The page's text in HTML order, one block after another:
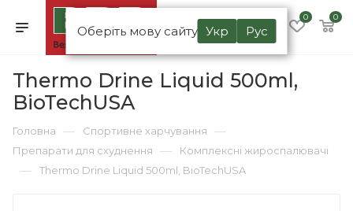
Оберіть мову сайту Укр Рус
0 0
Thermo Drine Liquid 500ml,
BioTechUSA
Головна — Спортивне харчування —
Препарати для схуднення — Комплексні жироспалювачі
— Thermo Drine Liquid 500ml, BioTechUSA